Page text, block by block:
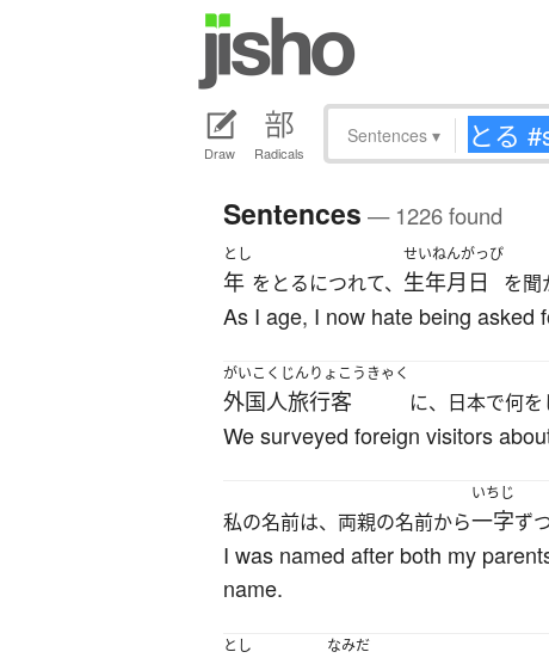
Draw Radicals
Sentences ▾
Sentences — 1226 found
とし
年 をとるにつれて、
せいねんがっぴ
生年月日 を聞
As I age, I now hate being asked
がいこくじんりょこうきゃく
外国人旅行客 に、日本で何を
We surveyed foreign visitors
私の名前は、両親の名前から
いちじ
一字ず
I was named after both my
name.
とし
なみだ